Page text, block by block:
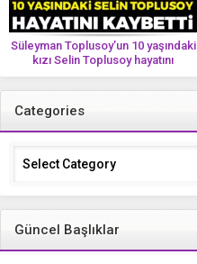
Süleyman Toplusoy’un 10 yaşındaki
kızı Selin Toplusoy hayatını
kaybetti! ‘Ah dünya güzeli melek’
Categories
Categories
Güncel Başlıklar